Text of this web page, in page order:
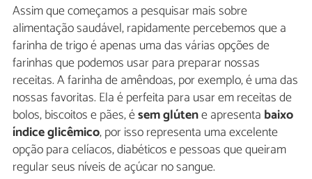
Assim que começamos a pesquisar mais sobre
alimentação saudável, rapidamente percebemos que a
farinha de trigo é apenas uma das várias opções de
farinhas que podemos usar para preparar nossas
receitas. A farinha de amêndoas, por exemplo, é uma das
nossas favoritas. Ela é perfeita para usar em receitas de
bolos, biscoitos e pães, ésem glútene apresenta baixo
índice glicêmico, por isso representa uma excelente
opção para celíacos, diabéticos e pessoas que queiram
regular seus níveis de açúcar no sangue.